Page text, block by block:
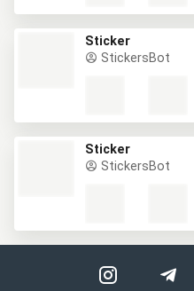
Sticker
StickersBot
Sticker
StickersBot